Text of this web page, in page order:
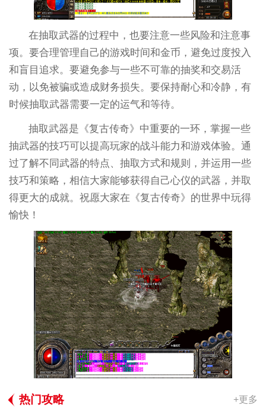
在抽取武器的过程中，也要注意一些风险和注意事
项。要合理管理自己的游戏时间和金币，避免过度投入
和盲目追求。要避免参与一些不可靠的抽奖和交易活
动，以免被骗或造成财务损失。要保持耐心和冷静，有
时候抽取武器需要一定的运气和等待。
抽取武器是《复古传奇》中重要的一环，掌握一些
抽武器的技巧可以提高玩家的战斗能力和游戏体验。通
过了解不同武器的特点、抽取方式和规则，并运用一些
技巧和策略，相信大家能够获得自己心仪的武器，并取
得更大的成就。祝愿大家在《复古传奇》的世界中玩得
愉快！
热门攻略 +更多